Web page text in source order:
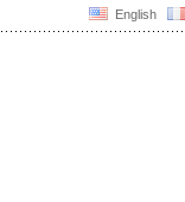
English